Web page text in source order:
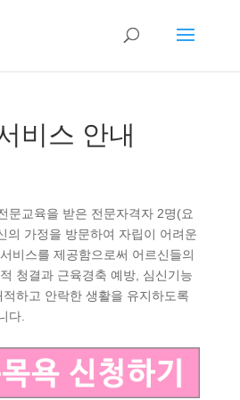
비스 안내
문교육을 받은 전문자격자 2명(요
의 가정을 방문하여 자립이 어려운
비스를 제공함으로써 어르신들의
청결과 근육경축 예방, 심신기능
하고 안락한 생활을 유지하도록
다.